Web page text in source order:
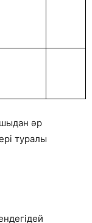
әр
туралы